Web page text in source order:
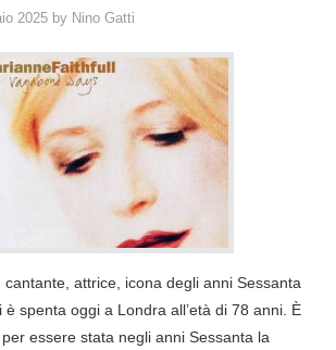
2025 by Nino Gatti
attrice, icona degli anni Sessanta
spenta oggi a Londra all’età di 78 anni. È
essere stata negli anni Sessanta la